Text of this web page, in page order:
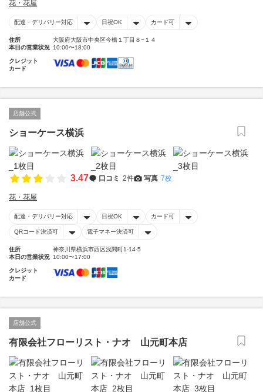
花・花屋
配達・デリバリー対応 日祝OK カード可
住所
大阪府大阪市中央区今橋１丁目８−１４
本日の営業状況 10:00〜18:00
クレジット
カード
店舗公式
ショーケース横浜
3.47 口コミ 2件 写真 7枚
花・花屋
配達・デリバリー対応 日祝OK カード可
QRコード決済可 電子マネー決済可
住所
神奈川県横浜市西区浅間町1-14-5
本日の営業状況 10:00〜17:00
クレジット
カード
店舗公式
有限会社フローリスト・ナオ 山元町本店